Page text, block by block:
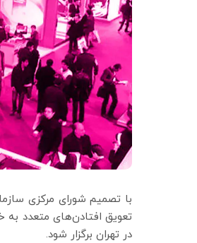
با تصمیم شورای مرکزی
در تهران برگزار شود.